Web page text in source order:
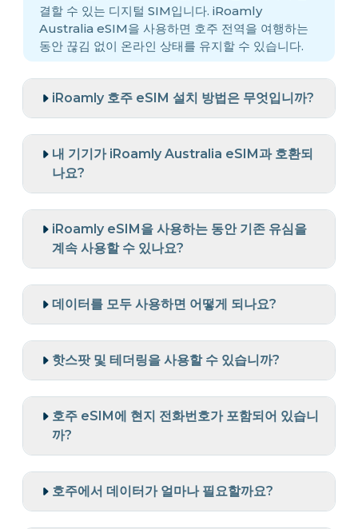
결할 수 있는 디지털 SIM입니다. iRoamly
Australia eSIM을 사용하면 호주 전역을 여행하는
동안 끊김 없이 온라인 상태를 유지할 수 있습니다.
iRoamly 호주 eSIM 설치 방법은 무엇입니까?
내 기기가 iRoamly Australia eSIM과 호환되
나요?
iRoamly eSIM을 사용하는 동안 기존 유심을
계속 사용할 수 있나요?
데이터를 모두 사용하면 어떻게 되나요?
핫스팟 및 테더링을 사용할 수 있습니까?
호주 eSIM에 현지 전화번호가 포함되어 있습니
까?
호주에서 데이터가 얼마나 필요할까요?